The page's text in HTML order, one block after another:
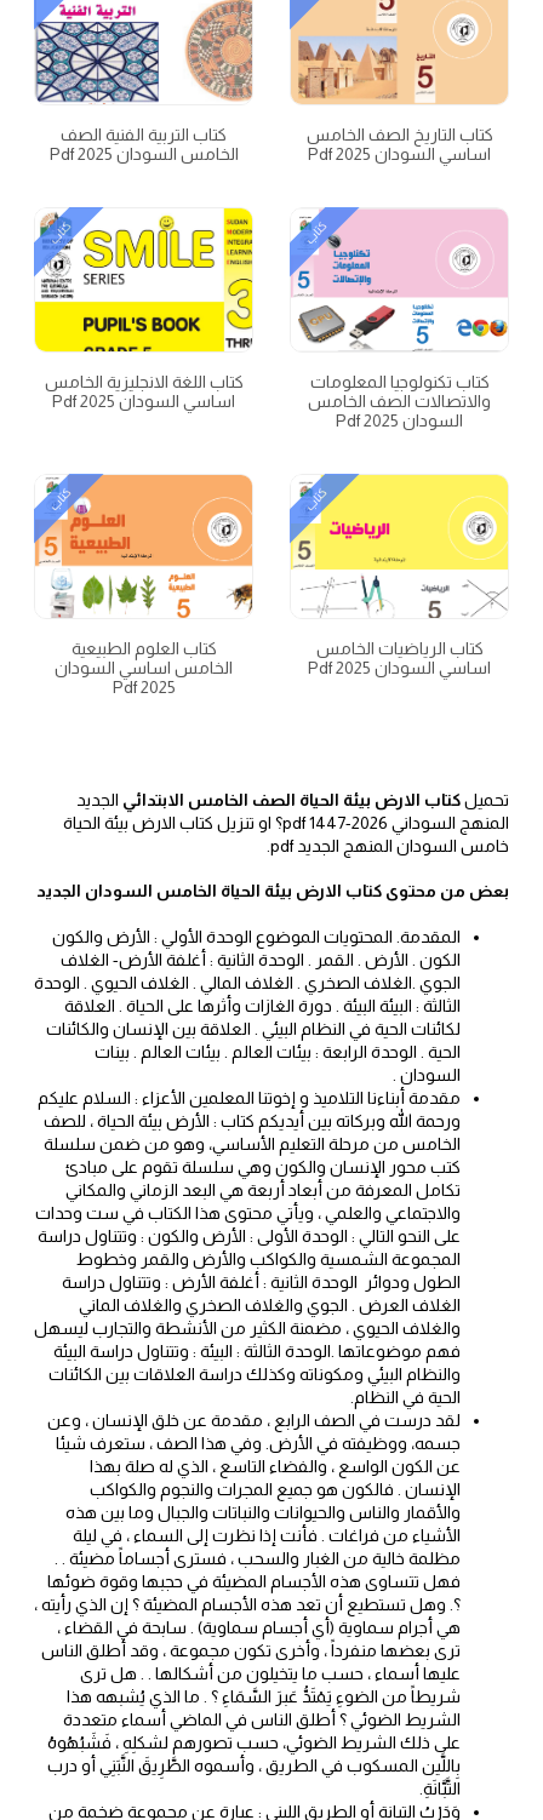
كتاب التاريخ الصف الخامس
اساسي السودان 2025 Pdf
كتاب التربية الفنية الصف
الخامس السودان 2025 Pdf
كتاب تكنولوجيا المعلومات
والاتصالات الصف الخامس
السودان 2025 Pdf
كتاب
كتاب اللغة الانجليزية الخامس
اساسي السودان 2025 Pdf
كتاب
كتاب الرياضيات الخامس
اساسي السودان 2025 Pdf
كتاب
كتاب العلوم الطبيعية
الخامس اساسي السودان
2025 Pdf
كتاب
تحميلكتاب الارض بيئة الحياة الصف الخامس الابتدائيالجديد
المنهج السوداني 2026-1447 pdf؟ او تنزيل كتاب الارض بيئة الحياة
خامس السودان المنهج الجديد pdf.
بعض من محتوى كتاب الارض بيئة الحياة الخامس السودان الجديد
المقدمة. المحتويات الموضوع الوحدة الأولي : الأرض والكون
الكون . الأرض . القمر . الوحدة الثانية : أغلفة الأرض- الغلاف
الجوي .الغلاف الصخري . الغلاف المالي . الغلاف الحيوي . الوحدة
الثالثة : البيئة البيئة . دورة الغازات وأثرها على الحياة . العلاقة
لكائنات الحية في النظام البيئي . العلاقة بين الإنسان والكائنات
الحية . الوحدة الرابعة : بيئات العالم . بيئات العالم . بينات
السودان .
مقدمة أبناءنا التلاميذ و إخوتنا المعلمين الأعزاء : السلام عليكم
ورحمة الله وبركاته بين أيديكم كتاب : الأرض بيئة الحياة ، للصف
الخامس من مرحلة التعليم الأساسي، وهو من ضمن سلسلة
كتب محور الإنسان والكون وهي سلسلة تقوم على مبادئ
تكامل المعرفة من أبعاد أربعة هي البعد الزماني والمكاني
والاجتماعي والعلمي ، ويأتي محتوى هذا الكتاب في ست وحدات
على النحو التالي : الوحدة الأولى : الأرض والكون : وتتناول دراسة
المجموعة الشمسية والكواكب والأرض والقمر وخطوط
الطول ودوائر الوحدة الثانية : أغلفة الأرض : وتتناول دراسة
الغلاف العرض . الجوي والغلاف الصخري والغلاف الماني
والغلاف الحيوي ، مضمنة الكثير من الأنشطة والتجارب ليسهل
فهم موضوعاتها .الوحدة الثالثة : البيئة : وتتناول دراسة البيئة
والنظام البيئي ومكوناته وكذلك دراسة العلاقات بين الكائنات
الحية في النظام.
لقد درست في الصف الرابع ، مقدمة عن خلق الإنسان ، وعن
جسمه، ووظيفته في الأرض. وفي هذا الصف ، ستعرف شيئا
عن الكون الواسع ، والفضاء التاسع ، الذي له صلة بهذا
الإنسان . فالكون هو جميع المجرات والنجوم والكواكب
والأقمار والناس والحيوانات والنباتات والجبال وما بين هذه
الأشياء من فراغات . فأنت إذا نظرت إلى السماء ، في ليلة
مظلمة خالية من الغبار والسحب ، فسترى أجساماً مضيئة . .
فهل تتساوى هذه الأجسام المضيئة في حجبها وقوة ضوئها
؟. وهل تستطيع أن تعد هذه الأجسام المضيئة ؟ إن الذي رأيته ،
هي أجرام سماوية (أي أجسام سماوية) . سابحة في القضاء ،
ترى بعضها منفرداً ، وأخرى تكون مجموعة ، وقد أطلق الناس
عليها أسماء ، حسب ما يتخيلون من أشكالها . . هل ترى
شريطاً من الضوءِ يَمْتَدُّ عَبرَ السَّمَاءِ ؟ . ما الذي يُشبهه هذا
الشريط الضوئي ؟ أطلق الناس في الماضي أسماء متعددة
على ذلك الشريط الضوئي، حسب تصورهم لشكلِهِ ، فَشَبُهُوهُ
بِاللَّين المسكوب في الطريق ، وأسموه الطَّرِيقَ النَّبَنِي أو درب
التَّبَّانَةِ.
وَدَرْبُ التبانة أو الطريق اللبني : عبارة عن مجموعة ضخمة من